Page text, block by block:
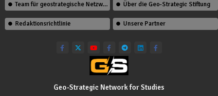
Team für geostrategische Netzwerkstudien Über die Geo-Strategic Stiftung
Redaktionsrichtlinie Unsere Partner
Geo-Strategic Network for Studies